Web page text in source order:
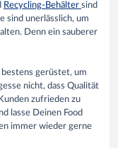
Recycling-Behälter sind
sind unerlässlich, um
Denn ein sauberer
gerüstet, um
nicht, dass Qualität
zufrieden zu
lasse Deinen Food
immer wieder gerne